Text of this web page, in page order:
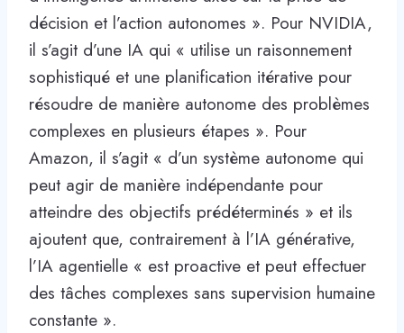
décision et l’action autonomes ». Pour NVIDIA,
il s’agit d’une IA qui « utilise un raisonnement
sophistiqué et une planification itérative pour
résoudre de manière autonome des problèmes
complexes en plusieurs étapes ». Pour
Amazon, il s’agit « d’un système autonome qui
peut agir de manière indépendante pour
atteindre des objectifs prédéterminés » et ils
ajoutent que, contrairement à l’IA générative,
l’IA agentielle « est proactive et peut effectuer
des tâches complexes sans supervision humaine
constante ».